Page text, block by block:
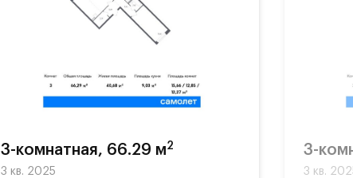
3-комнатная, 66.29 м2
3 кв. 2025
3-
3 кв.